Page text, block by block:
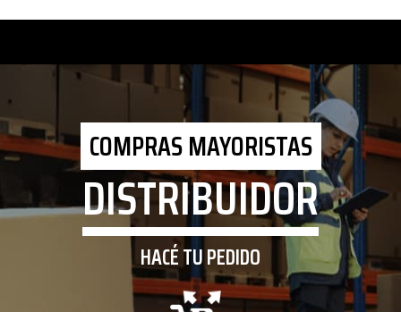
COMPRAS MAYORISTAS
DISTRIBUIDOR
HACÉ TU PEDIDO